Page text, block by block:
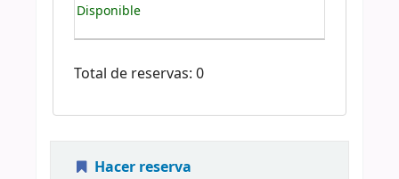
Disponible
Total de reservas: 0
Hacer reserva